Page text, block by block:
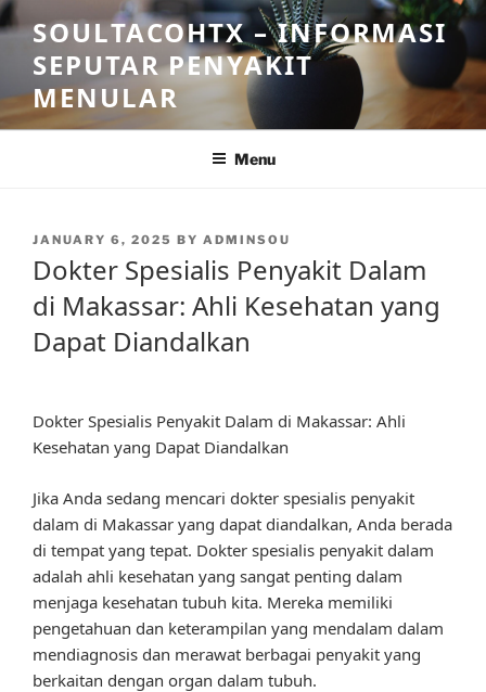
Skip
to
content
SOULTACOHTX – INFORMASI
SEPUTAR PENYAKIT
MENULAR
Menu
POSTED
JANUARY 6, 2025 BY ADMINSOU
Dokter Spesialis Penyakit Dalam
di Makassar: Ahli Kesehatan yang
Dapat Diandalkan
Dokter Spesialis Penyakit Dalam di Makassar: Ahli
Kesehatan yang Dapat Diandalkan
Jika Anda sedang mencari dokter spesialis penyakit
dalam di Makassar yang dapat diandalkan, Anda berada
di tempat yang tepat. Dokter spesialis penyakit dalam
adalah ahli kesehatan yang sangat penting dalam
menjaga kesehatan tubuh kita. Mereka memiliki
pengetahuan dan keterampilan yang mendalam dalam
mendiagnosis dan merawat berbagai penyakit yang
berkaitan dengan organ dalam tubuh.